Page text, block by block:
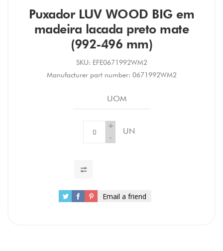
Puxador LUV WOOD BIG em
madeira lacada preto mate
(992-496 mm)
SKU: EFE0671992WM2
Manufacturer part number: 0671992WM2
UOM
+
-
UN
Email a friend